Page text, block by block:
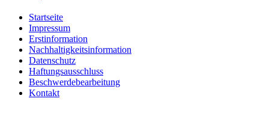
Startseite
Impressum
Erstinformation
Nachhaltigkeitsinformation
Datenschutz
Haftungsausschluss
Beschwerdebearbeitung
Kontakt